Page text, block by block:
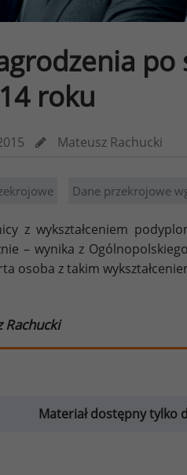
roku
Mateusz Rachucki
Dane przekrojowe
z wykształceniem
– wynika z
osoba z takim
Rachucki
Materiał dostępny tylko